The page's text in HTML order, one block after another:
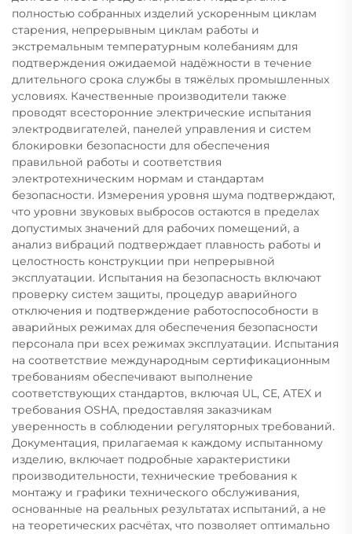
полностью собранных изделий ускоренным циклам
старения, непрерывным циклам работы и
экстремальным температурным колебаниям для
подтверждения ожидаемой надёжности в течение
длительного срока службы в тяжёлых промышленных
условиях. Качественные производители также
проводят всесторонние электрические испытания
электродвигателей, панелей управления и систем
блокировки безопасности для обеспечения
правильной работы и соответствия
электротехническим нормам и стандартам
безопасности. Измерения уровня шума подтверждают,
что уровни звуковых выбросов остаются в пределах
допустимых значений для рабочих помещений, а
анализ вибраций подтверждает плавность работы и
целостность конструкции при непрерывной
эксплуатации. Испытания на безопасность включают
проверку систем защиты, процедур аварийного
отключения и подтверждение работоспособности в
аварийных режимах для обеспечения безопасности
персонала при всех режимах эксплуатации. Испытания
на соответствие международным сертификационным
требованиям обеспечивают выполнение
соответствующих стандартов, включая UL, CE, ATEX и
требования OSHA, предоставляя заказчикам
уверенность в соблюдении регуляторных требований.
Документация, прилагаемая к каждому испытанному
изделию, включает подробные характеристики
производительности, технические требования к
монтажу и графики технического обслуживания,
основанные на реальных результатах испытаний, а не
на теоретических расчётах, что позволяет оптимально